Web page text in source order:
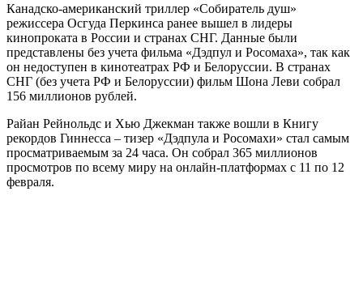
Канадско-американский триллер «Собиратель душ»
режиссера Осгуда Перкинса ранее вышел в лидеры
кинопроката в России и странах СНГ. Данные были
представлены без учета фильма «Дэдпул и Росомаха», так как
он недоступен в кинотеатрах РФ и Белоруссии. В странах
СНГ (без учета РФ и Белоруссии) фильм Шона Леви собрал
156 миллионов рублей.
Райан Рейнольдс и Хью Джекман также вошли в Книгу
рекордов Гиннесса – тизер «Дэдпула и Росомахи» стал самым
просматриваемым за 24 часа. Он собрал 365 миллионов
просмотров по всему миру на онлайн-платформах с 11 по 12
февраля.